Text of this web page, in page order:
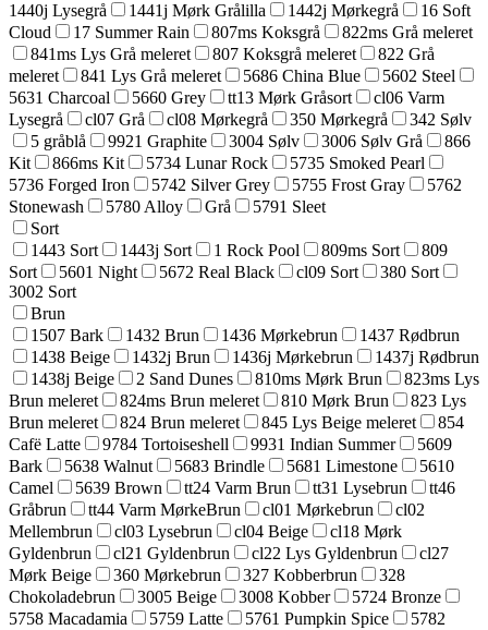
1440j Lysegrå
1441j Mørk Grålilla 1442j Mørkegrå
16 Soft
Cloud
17 Summer Rain 807ms Koksgrå
822ms Grå meleret
841ms Lys Grå meleret
807 Koksgrå meleret
822 Grå
meleret
841 Lys Grå meleret 5686 China Blue
5602 Steel
5631 Charcoal
5660 Grey tt13 Mørk Gråsort
cl06 Varm
Lysegrå
cl07 Grå cl08 Mørkegrå 350 Mørkegrå
342 Sølv
5 gråblå
9921 Graphite 3004 Sølv 3006 Sølv Grå
866
Kit
866ms Kit 5734 Lunar Rock
5735 Smoked Pearl
5736 Forged Iron
5742 Silver Grey 5755 Frost Gray
5762
Stonewash
5780 Alloy Grå
5791 Sleet
Sort
1443 Sort
1443j Sort 1 Rock Pool 809ms Sort
809
Sort
5601 Night 5672 Real Black cl09 Sort
380 Sort
3002 Sort
Brun
1507 Bark
1432 Brun 1436 Mørkebrun
1437 Rødbrun
1438 Beige
1432j Brun 1436j Mørkebrun
1437j Rødbrun
1438j Beige
2 Sand Dunes 810ms Mørk Brun
823ms Lys
Brun meleret
824ms Brun meleret 810 Mørk Brun
823 Lys
Brun meleret
824 Brun meleret 845 Lys Beige meleret
854
Cafë Latte
9784 Tortoiseshell 9931 Indian Summer
5609
Bark
5638 Walnut 5683 Brindle 5681 Limestone
5610
Camel
5639 Brown tt24 Varm Brun tt31 Lysebrun
tt46
Gråbrun
tt44 Varm MørkeBrun cl01 Mørkebrun
cl02
Mellembrun
cl03 Lysebrun cl04 Beige
cl18 Mørk
Gyldenbrun
cl21 Gyldenbrun cl22 Lys Gyldenbrun
cl27
Mørk Beige
360 Mørkebrun 327 Kobberbrun
328
Chokoladebrun
3005 Beige 3008 Kobber
5724 Bronze
5758 Macadamia
5759 Latte 5761 Pumpkin Spice
5782